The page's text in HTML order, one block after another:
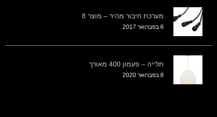
מערכת חיבור מהיר – מוצר 8
6 בפברואר 2017
תלייה – פעמון 400 מאורך
8 בפברואר 2020